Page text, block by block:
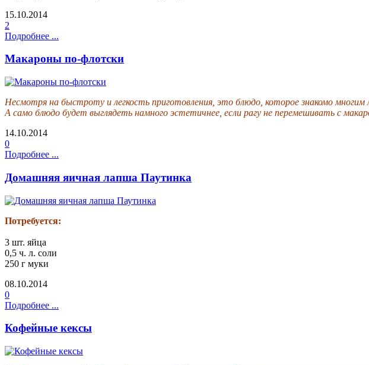
15.10.2014
2
Подробнее ...
Макароны по-флотски
Несмотря на быстроту и легкость приготовления, это блюдо, которое знакомо
А само блюдо будет выглядеть намного эстетичнее, если рагу не перемешивать с
14.10.2014
0
Подробнее ...
Домашняя яичная лапша Паутинка
Потребуется:
3 шт. яйца
0,5 ч. л. соли
250 г муки
08.10.2014
0
Подробнее ...
Кофейные кексы